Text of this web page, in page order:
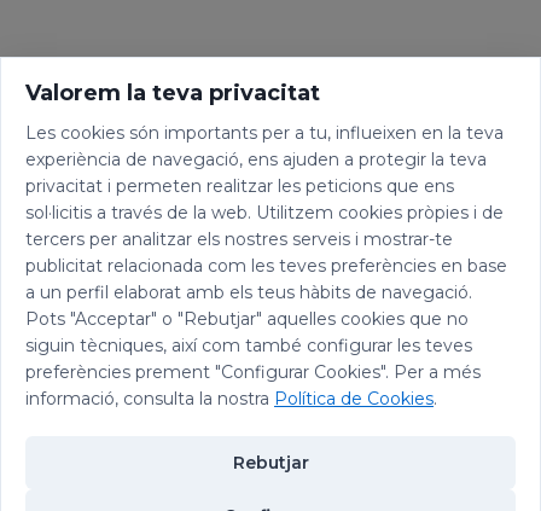
Valorem la teva privacitat
Les cookies són importants per a tu, influeixen en la teva
experiència de navegació, ens ajuden a protegir la teva
privacitat i permeten realitzar les peticions que ens
sol·licitis a través de la web. Utilitzem cookies pròpies i de
tercers per analitzar els nostres serveis i mostrar-te
publicitat relacionada com les teves preferències en base
a un perfil elaborat amb els teus hàbits de navegació.
Pots "Acceptar" o "Rebutjar" aquelles cookies que no
siguin tècniques, així com també configurar les teves
preferències prement "Configurar Cookies". Per a més
informació, consulta la nostra Política de Cookies.
Rebutjar